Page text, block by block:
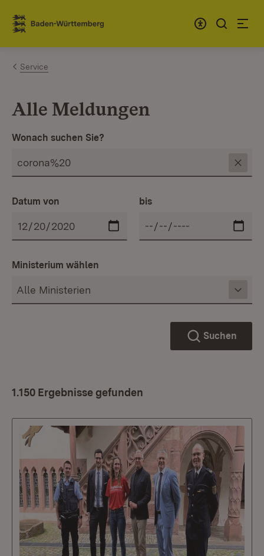
Zum Inhalt springen
Link zur Startseite
Service
Alle Meldungen
Wonach suchen Sie?
Datum von bis
Ministerium wählen
Suchen
1.150 Ergebnisse gefunden